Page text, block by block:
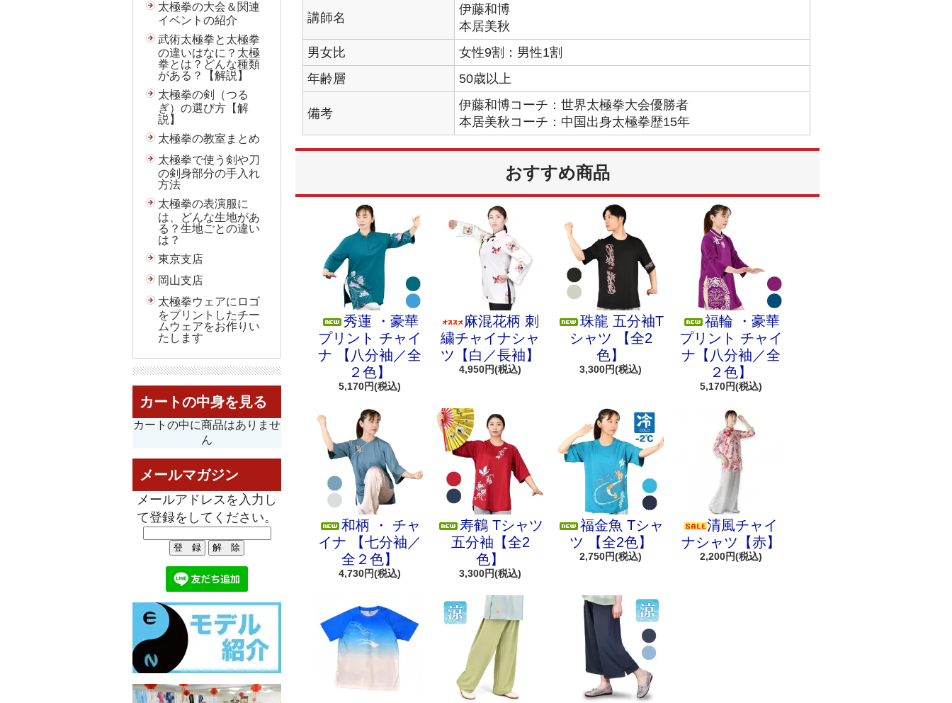
太極拳の大会＆関連
イベントの紹介
武術太極拳と太極拳
の違いはなに？太極
拳とは？どんな種類
がある？【解説】
太極拳の剣（つる
ぎ）の選び方【解
説】
太極拳の教室まとめ
太極拳で使う剣や刀
の剣身部分の手入れ
方法
太極拳の表演服に
は、どんな生地があ
る？生地ごとの違い
は？
東京支店
岡山支店
太極拳ウェアにロゴ
をプリントしたチー
ムウェアをお作りい
たします
カートの中身を見る
カートの中に商品はありませ
ん
メールマガジン
メールアドレスを入力し
て登録をしてください。
講師名
伊藤和博
本居美秋
男女比
女性9割：男性1割
年齢層
50歳以上
備考
伊藤和博コーチ：世界太極拳大会優勝者
本居美秋コーチ：中国出身太極拳歴15年
おすすめ商品
秀蓮 ・豪華
プリント チャイ
ナ 【八分袖／全
２色】
5,170円(税込)
麻混花柄 刺
繍チャイナシャ
ツ【白／長袖】
4,950円(税込)
珠龍 五分袖T
シャツ 【全2
色】
3,300円(税込)
福輪 ・豪華
プリント チャイ
ナ【八分袖／全
２色】
5,170円(税込)
和柄 ・ チャ
イナ 【七分袖／
全２色】
4,730円(税込)
寿鶴 Tシャツ
五分袖【全2
色】
3,300円(税込)
福金魚 Tシャ
ツ 【全2色】
2,750円(税込)
清風チャイ
ナシャツ【赤】
2,200円(税込)